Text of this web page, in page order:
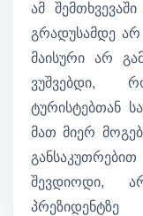
ამ
გრადუსამდე არ
მაისური არ
ვუშვებდი,
ტურისტებთან
მათ მიერ
შევდიოდი,